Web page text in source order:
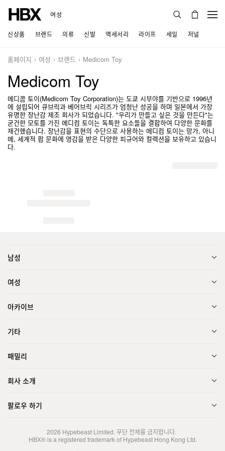
여성
신상품 브랜드 의류 신발 액세서리 라이프 세일 저널
홈페이지 여성 브랜드 Medicom Toy
Medicom Toy
메디콤 토이(Medicom Toy Corporation)는 도쿄 시부야를 기반으로 1996년
에 설립되어 큐브릭과 베어브릭 시리즈가 엄청난 성공을 하며 일본에서 가장
유명한 장난감 제조 회사가 되었습니다. "우리가 만들고 싶은 것을 만든다"는
굳건한 모토를 가진 메디컴 토이는 독특한 요소들을 결합하여 다양한 문화를
재건했습니다. 장난감을 표현의 수단으로 사용하는 메디컴 토이는 망가, 아니
메, 세계적 팝 문화에 영감을 받은 다양한 피규어와 컬렉션을 보유하고 있습니
다.
남성
여성
아카이브
기타
패밀리
회사 소개
팔로우 하기
2026 Hypebeast Limited. 무단 전재를 금지합니다.
HBX® is a registered trademark of Hypebeast Hong Kong Ltd.